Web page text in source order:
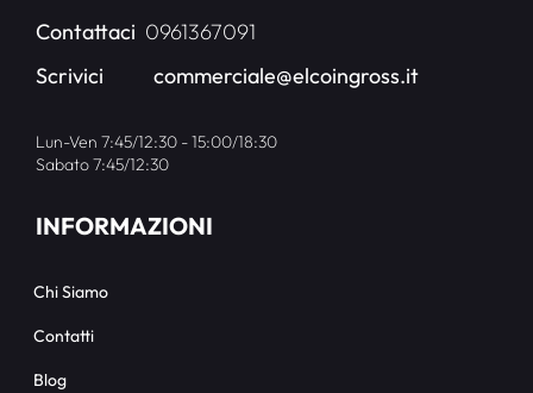
Contattaci 0961367091
Scrivici
commerciale@elcoingross.it
Lun-Ven 7:45/12:30 - 15:00/18:30
Sabato 7:45/12:30
INFORMAZIONI
Chi Siamo
Contatti
Blog